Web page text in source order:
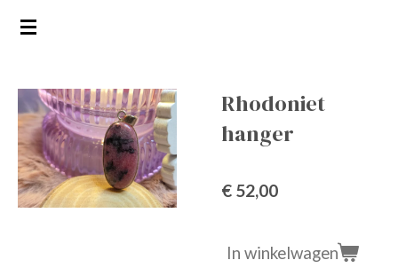
Ga
de
hoofdinhoud
Rhodoniet
hanger
€ 52,00
In winkelwagen